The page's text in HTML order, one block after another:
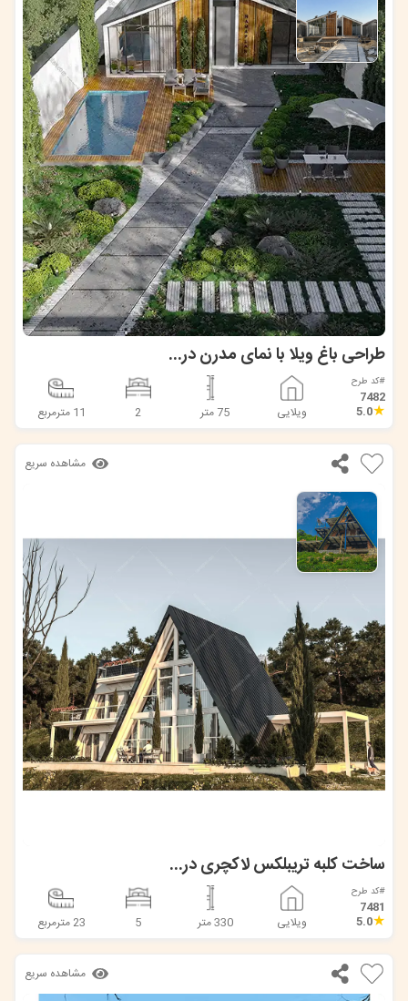
طراحی باغ ویلا با نمای مدرن در مشهد
#کد طرح
7482
★
5.0 ویلایی 75 متر 2 11 مترمربع
مشاهده سریع
ساخت کلبه تریبلکس لاکچری در مازندران (جیجاد)
#کد طرح
7481
★
5.0 ویلایی 330 متر 5 23 مترمربع
مشاهده سریع